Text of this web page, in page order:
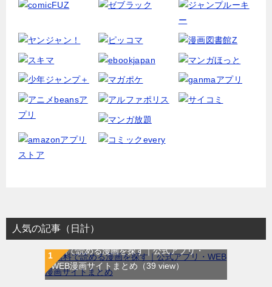
人気の記事（日計）
無料で読める漫画を探す｜公式アプリ・
WEB漫画サイトまとめ （39 view）
WEB漫画サイト一覧｜ブラウザで無料漫画